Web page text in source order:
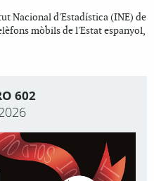
Nacional d'Estadística (INE) de
mòbils de l'Estat espanyol,
602